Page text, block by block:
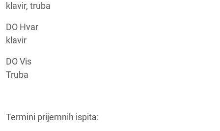
klavir, truba
DO Hvar
klavir
DO Vis
Truba
Termini prijemnih ispita: